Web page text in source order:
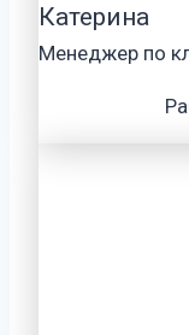
Катерина
Менеджер по